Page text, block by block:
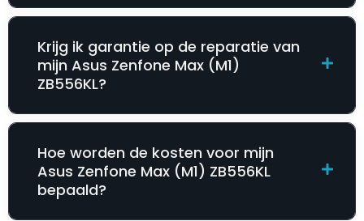
Krijg ik garantie op de reparatie van
mijn Asus Zenfone Max (M1)
ZB556KL?
Hoe worden de kosten voor mijn
Asus Zenfone Max (M1) ZB556KL
bepaald?